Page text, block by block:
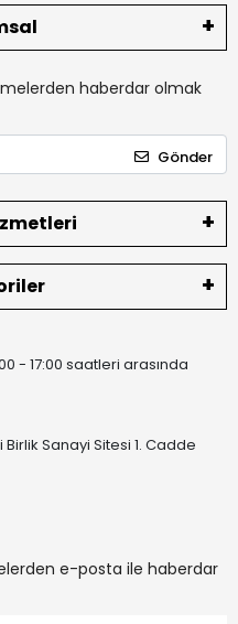
haberdar olmak
Gönder
- 17:00 saatleri arasında
Birlik Sanayi Sitesi 1. Cadde
e-posta ile haberdar